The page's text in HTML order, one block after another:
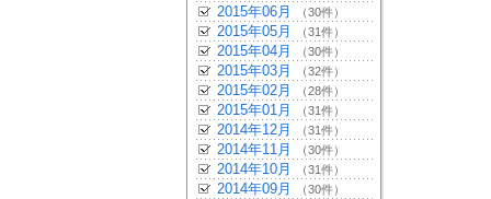
2015年06月 （30件）
2015年05月 （31件）
2015年04月 （30件）
2015年03月 （32件）
2015年02月 （28件）
2015年01月 （31件）
2014年12月 （31件）
2014年11月 （30件）
2014年10月 （31件）
2014年09月 （30件）